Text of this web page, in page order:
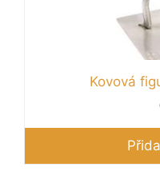
Kovová